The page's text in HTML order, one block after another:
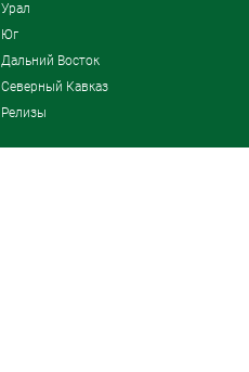
Урал
Юг
Дальний Восток
Северный Кавказ
Релизы